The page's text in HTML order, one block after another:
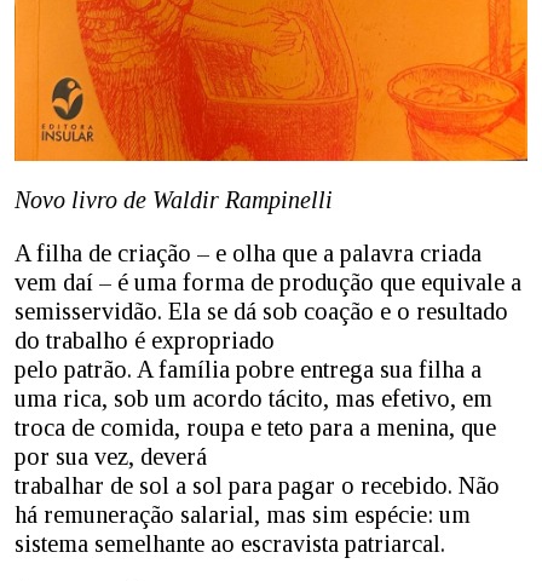
Novo livro de Waldir Rampinelli
A filha de criação – e olha que a palavra criada
vem daí – é uma forma de produção que equivale a
semisservidão. Ela se dá sob coação e o resultado
do trabalho é expropriado
pelo patrão. A família pobre entrega sua filha a
uma rica, sob um acordo tácito, mas efetivo, em
troca de comida, roupa e teto para a menina, que
por sua vez, deverá
trabalhar de sol a sol para pagar o recebido. Não
há remuneração salarial, mas sim espécie: um
sistema semelhante ao escravista patriarcal.